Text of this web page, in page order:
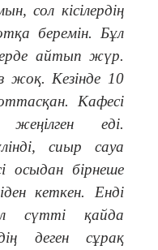
сол кісілердің
беремін. Бұл
айтып жүр.
Кезінде 10
Кафесі
еді.
сиыр сауа
осыдан бірнеше
кеткен. Енді
сүтті қайда
деген сұрақ